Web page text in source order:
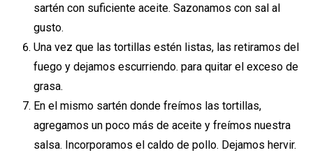
sartén con suficiente aceite. Sazonamos con sal al
gusto.
Una vez que las tortillas estén listas, las retiramos del
fuego y dejamos escurriendo. para quitar el exceso de
grasa.
En el mismo sartén donde freímos las tortillas,
agregamos un poco más de aceite y freímos nuestra
salsa. Incorporamos el caldo de pollo. Dejamos hervir.